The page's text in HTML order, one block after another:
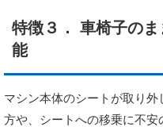
特徴３． 車椅子の
能
マシン本体のシートが取り
方や、シートへの移乗に不